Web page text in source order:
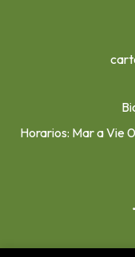
Horarios: Mar a Vie